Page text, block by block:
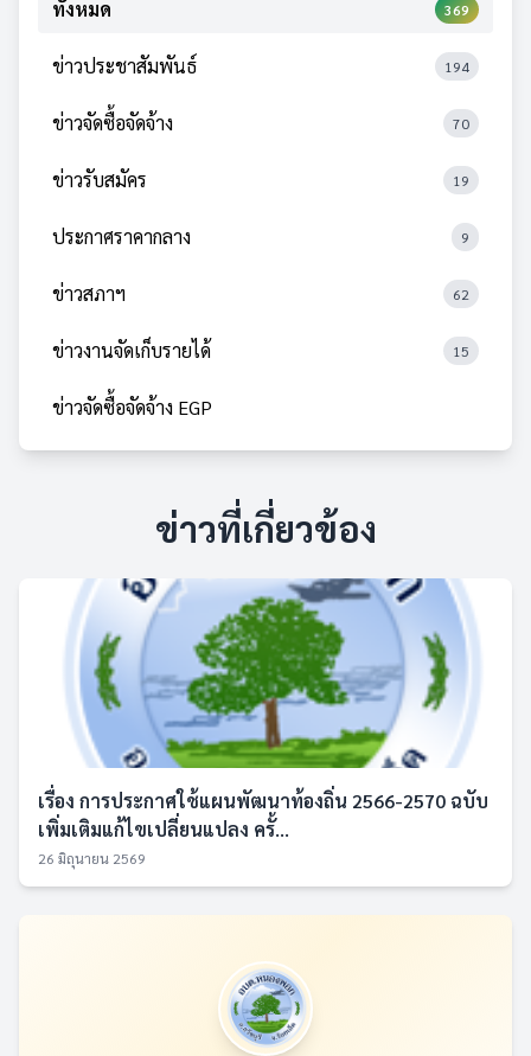
ทั้งหมด 369
ข่าวประชาสัมพันธ์ 194
ข่าวจัดซื้อจัดจ้าง 70
ข่าวรับสมัคร 19
ประกาศราคากลาง 9
ข่าวสภาฯ 62
ข่าวงานจัดเก็บรายได้ 15
ข่าวจัดซื้อจัดจ้าง EGP
ข่าวที่เกี่ยวข้อง
เรื่อง การประกาศใช้แผนพัฒนาท้องถิ่น 2566-2570 ฉบับ
เพิ่มเติมแก้ไขเปลี่ยนแปลง ครั้...
26 มิถุนายน 2569